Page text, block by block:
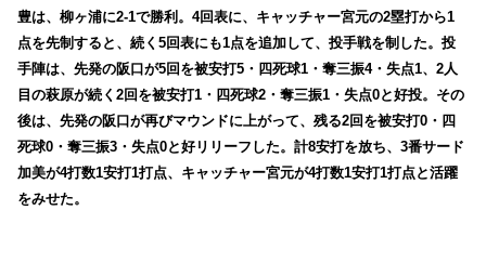
豊は、柳ヶ浦に2-1で勝利。4回表に、キャッチャー宮元の2塁打から1
点を先制すると、続く5回表にも1点を追加して、投手戦を制した。投
手陣は、先発の阪口が5回を被安打5・四死球1・奪三振4・失点1、2人
目の萩原が続く2回を被安打1・四死球2・奪三振1・失点0と好投。その
後は、先発の阪口が再びマウンドに上がって、残る2回を被安打0・四
死球0・奪三振3・失点0と好リリーフした。計8安打を放ち、3番サード
加美が4打数1安打1打点、キャッチャー宮元が4打数1安打1打点と活躍
をみせた。